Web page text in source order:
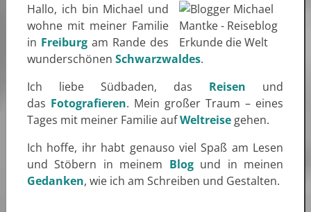
Hallo, ich bin Michael und
wohne mit meiner Familie
in Freiburg am Rande des
wunderschönen Schwarzwaldes.
Ich liebe Südbaden, das Reisen und
das Fotografieren. Mein großer Traum – eines
Tages mit meiner Familie aufWeltreise gehen.
Ich hoffe, ihr habt genauso viel Spaß am Lesen
und Stöbern in meinem Blog und in meinen
Gedanken, wie ich am Schreiben und Gestalten.